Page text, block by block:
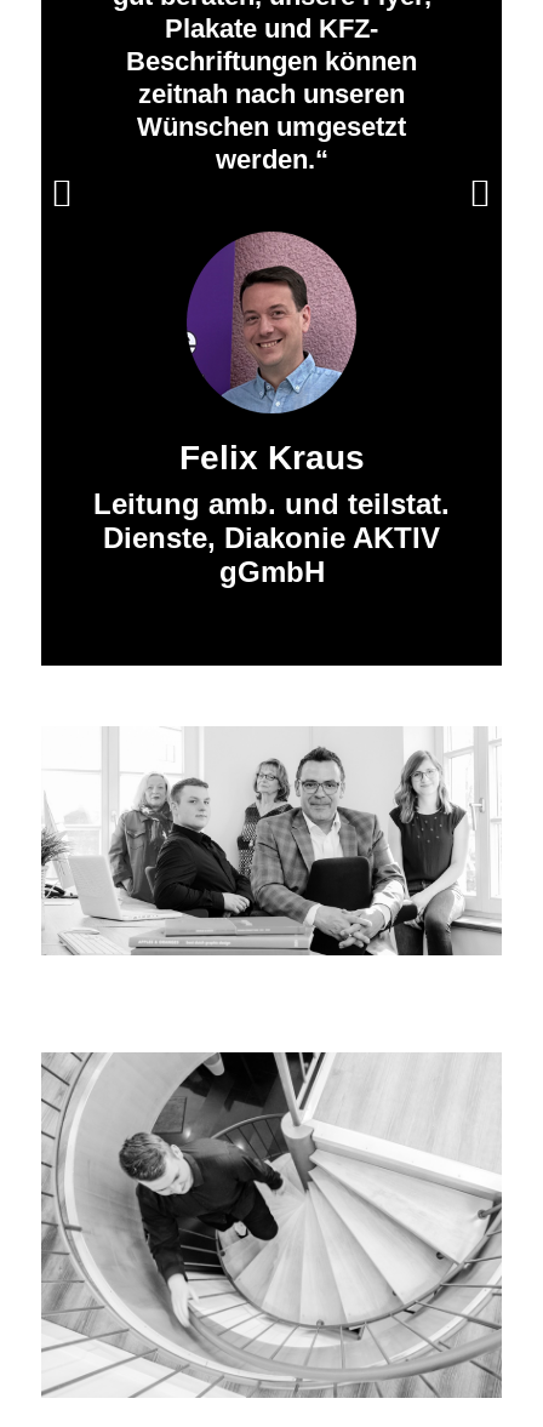
Plakate und KFZ-
Beschriftungen können
zeitnah nach unseren
Wünschen umgesetzt
werden.
Felix Kraus
Leitung amb. und teilstat.
Dienste, Diakonie AKTIV
gGmbH